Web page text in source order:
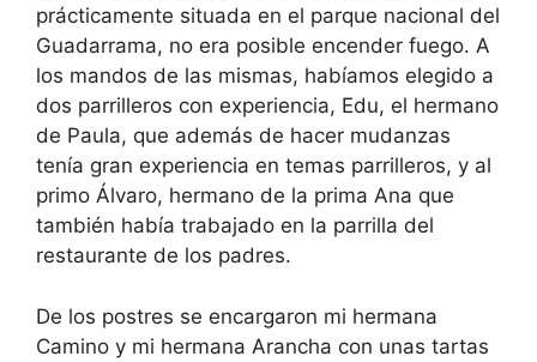
prácticamente situada en el parque nacional del
Guadarrama, no era posible encender fuego. A
los mandos de las mismas, habíamos elegido a
dos parrilleros con experiencia, Edu, el hermano
de Paula, que además de hacer mudanzas
tenía gran experiencia en temas parrilleros, y al
primo Álvaro, hermano de la prima Ana que
también había trabajado en la parrilla del
restaurante de los padres.
De los postres se encargaron mi hermana
Camino y mi hermana Arancha con unas tartas